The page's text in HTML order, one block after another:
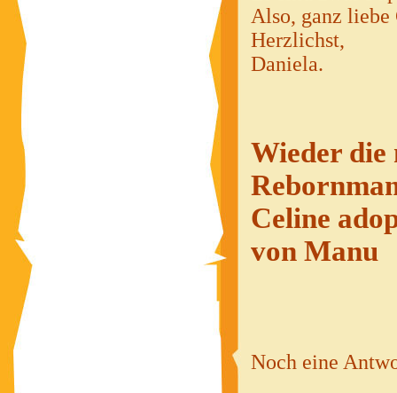
Also, ganz
Herzlichst,
Daniela.
Wieder die
Celine
von Manu
Noch eine